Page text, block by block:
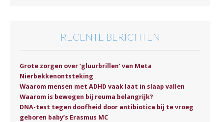
RECENTE BERICHTEN
Grote zorgen over ‘gluurbrillen’ van Meta
Nierbekkenontsteking
Waarom mensen met ADHD vaak laat in slaap vallen
Waarom is bewegen bij reuma belangrijk?
DNA-test tegen doofheid door antibiotica bij te vroeg
geboren baby’s Erasmus MC